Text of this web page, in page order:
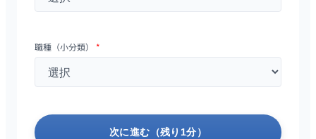
職種（小分類） *
次に進む（残り1分）